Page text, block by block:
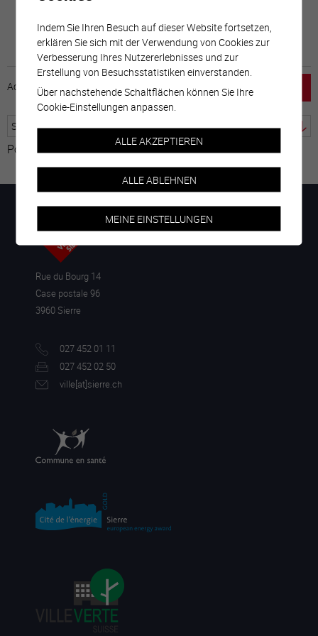
Accueil horaire emploi Mentions légales
Powered by Google Übersetzer
Rue du Bourg 14
Case postale 96
3960 Sierre
027 452 01 11
027 452 02 50
ville[at]sierre.ch
Indem Sie Ihren Besuch auf dieser Website fortsetzen,
erklären Sie sich mit der Verwendung von Cookies zur
Verbesserung Ihres Nutzererlebnisses und zur
Erstellung von Besuchsstatistiken einverstanden.
Über nachstehende Schaltflächen können Sie Ihre
Cookie-Einstellungen anpassen.
ALLE AKZEPTIEREN
ALLE ABLEHNEN
MEINE EINSTELLUNGEN